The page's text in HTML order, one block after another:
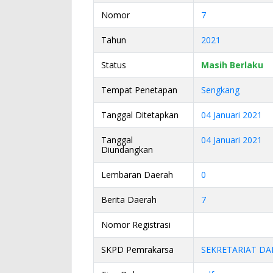
Nomor 7
Tahun 2021
Status Masih Berlaku
Tempat Penetapan Sengkang
Tanggal Ditetapkan 04 Januari 2021
Tanggal
Diundangkan
04 Januari 2021
Lembaran Daerah 0
Berita Daerah 7
Nomor Registrasi
SKPD Pemrakarsa SEKRETARIAT